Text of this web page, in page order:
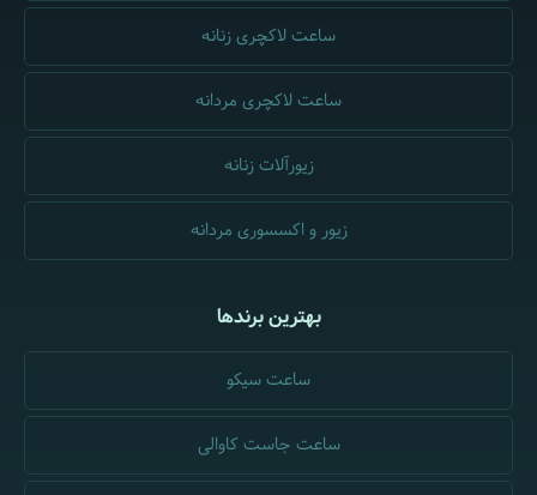
ساعت لاکچری زنانه
ساعت لاکچری مردانه
زیورآلات زنانه
زیور و اکسسوری مردانه
بهترین برندها
ساعت سیکو
ساعت جاست کاوالی